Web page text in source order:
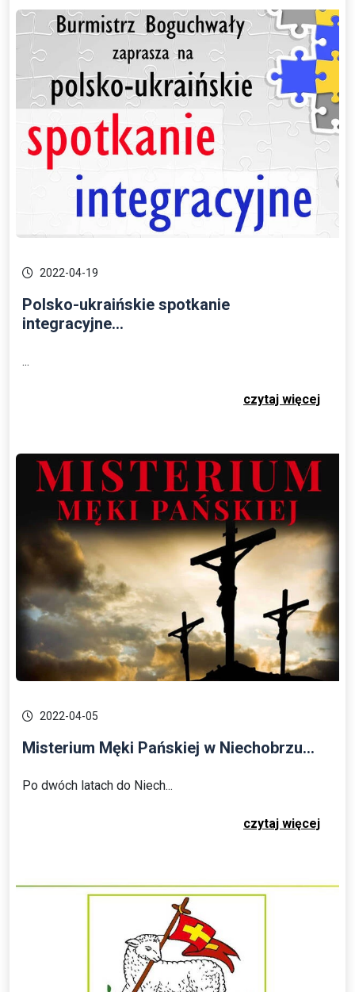
2022-04-19
Polsko-ukraińskie spotkanie
integracyjne...
...
czytaj więcej
2022-04-05
Misterium Męki Pańskiej w Niechobrzu...
Po dwóch latach do Niech...
czytaj więcej